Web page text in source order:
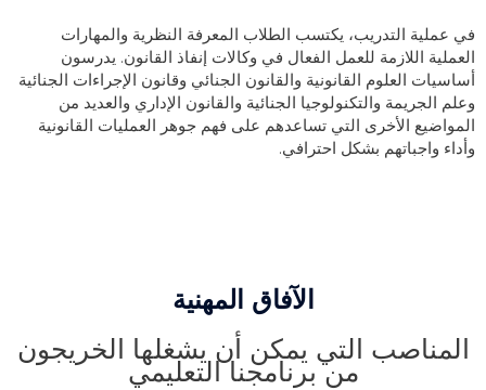
في عملية التدريب، يكتسب الطلاب المعرفة النظرية والمهارات
العملية اللازمة للعمل الفعال في وكالات إنفاذ القانون. يدرسون
أساسيات العلوم القانونية والقانون الجنائي وقانون الإجراءات الجنائية
وعلم الجريمة والتكنولوجيا الجنائية والقانون الإداري والعديد من
المواضيع الأخرى التي تساعدهم على فهم جوهر العمليات القانونية
وأداء واجباتهم بشكل احترافي.
الآفاق المهنية
المناصب التي يمكن أن يشغلها الخريجون
من برنامجنا التعليمي